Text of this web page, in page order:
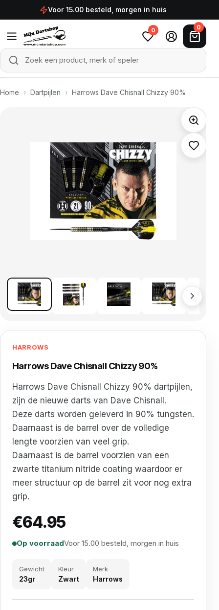
Ga naar de inhoudVoor 15.00 besteld, morgen in huis
Zoek een product, merk of speler
Zoeken
0 0
Home › Dartpijlen › Harrows Dave Chisnall Chizzy 90%
HARROWS
Harrows Dave Chisnall Chizzy 90%
Harrows Dave Chisnall Chizzy 90% dartpijlen,
zijn de nieuwe darts van Dave Chisnall.
Deze darts worden geleverd in 90% tungsten.
Daarnaast is de barrel over de volledige
lengte voorzien van veel grip.
Daarnaast is de barrel voorzien van een
zwarte titanium nitride coating waardoor er
meer structuur op de barrel zit voor nog extra
grip.
€64.95
Op voorraadVoor 15.00 besteld, morgen in huis
Gewicht
23gr
Kleur
Zwart
Merk
Harrows